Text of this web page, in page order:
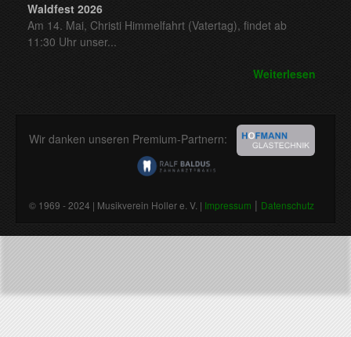
Waldfest 2026
Am 14. Mai, Christi Himmelfahrt (Vatertag), findet ab
11:30 Uhr unser...
Weiterlesen
Wir danken unseren Premium-Partnern:
© 1969 - 2024 | Musikverein Holler e. V. | Impressum | Datenschutz